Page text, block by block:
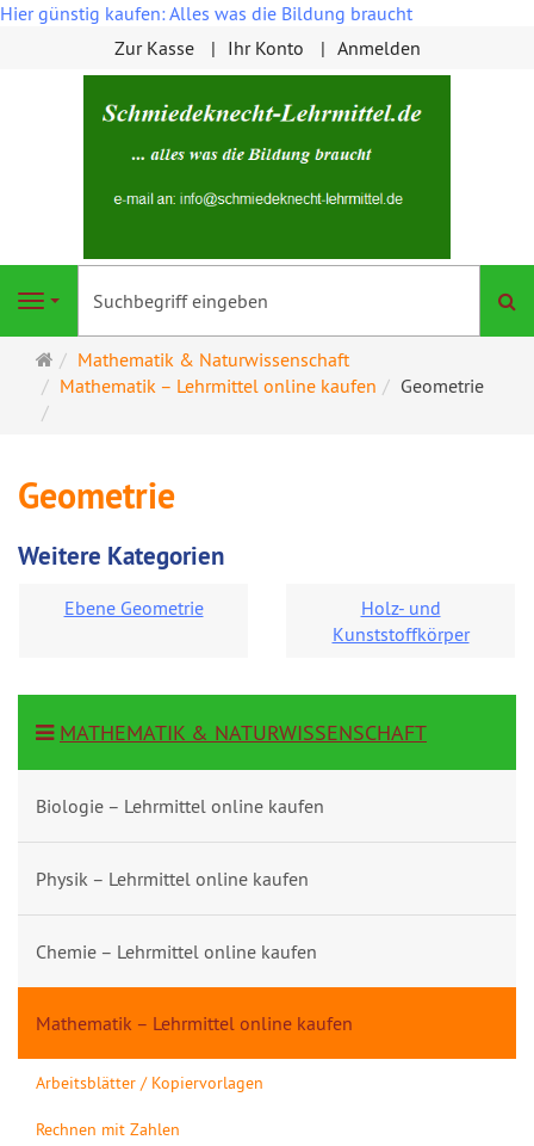
Hier günstig kaufen: Alles was die Bildung braucht
Zur Kasse
Ihr Konto Anmelden
Navigation
Startseite
Mathematik & Naturwissenschaft
Mathematik – Lehrmittel online kaufen
Geometrie
Geometrie
Weitere Kategorien
Ebene Geometrie
Holz- und
Kunststoffkörper
MATHEMATIK & NATURWISSENSCHAFT
Biologie – Lehrmittel online kaufen
Physik – Lehrmittel online kaufen
Chemie – Lehrmittel online kaufen
Mathematik – Lehrmittel online kaufen
Arbeitsblätter / Kopiervorlagen
Rechnen mit Zahlen